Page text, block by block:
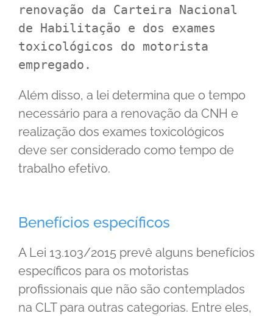
renovação da Carteira Nacional
de Habilitação e dos exames
toxicológicos do motorista
empregado.
Além disso, a lei determina que o tempo
necessário para a renovação da CNH e
realização dos exames toxicológicos
deve ser considerado como tempo de
trabalho efetivo.
Benefícios específicos
A Lei 13.103/2015 prevê alguns benefícios
específicos para os motoristas
profissionais que não são contemplados
na CLT para outras categorias. Entre eles,